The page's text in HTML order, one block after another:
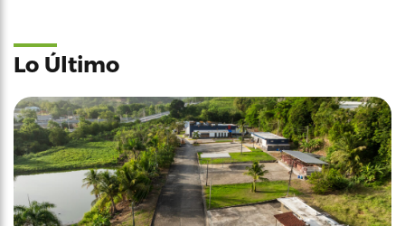
Lo Último